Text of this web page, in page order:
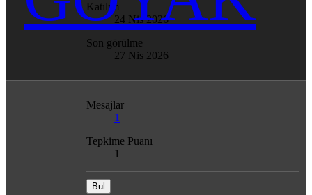
Katılım
24 Nis 2026
Son görülme
27 Nis 2026
Mesajlar
1
Tepkime Puanı
1
Bul